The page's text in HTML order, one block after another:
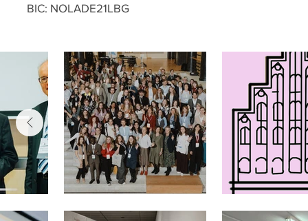
BIC: NOLADE21LBG